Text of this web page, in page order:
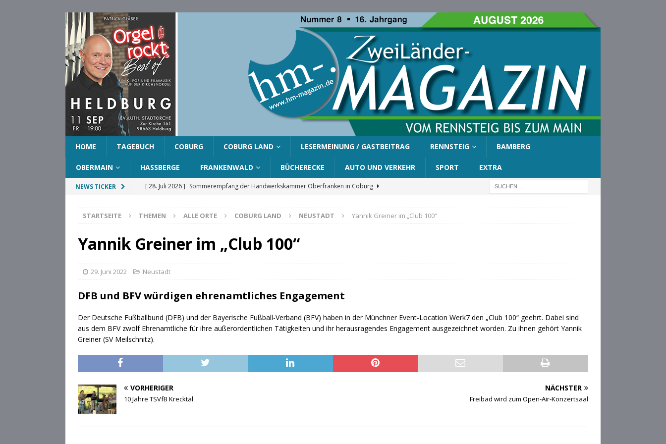
HOME TAGEBUCH COBURG COBURG LAND LESERMEINUNG / GASTBEITRAG RENNSTEIG BAMBERG
OBERMAIN HASSBERGE FRANKENWALD BÜCHERECKE AUTO UND VERKEHR SPORT EXTRA
NEWS TICKER [ 28. Juli 2026 ] Sommerempfang der Handwerkskammer Oberfranken in Coburg
[ 28. Juli 2026 ] Ehrenring der Gemeinde Ahorn für Silvia Finzel
AHORN
[ 28. Juli 2026 ]
Die Csárdásfürstin auf der Waldbühne Heldritt
OB Dominik W. Heike, Neustadt, seit 100 Tagen im Amt
[ 28. Juli 2026 ]
STARTSEITE THEMEN ALLE ORTE COBURG LAND NEUSTADT Yannik Greiner im „Club 100“
Yannik Greiner im „Club 100“
29. Juni 2022 Neustadt
DFB und BFV würdigen ehrenamtliches Engagement
Der Deutsche Fußballbund (DFB) und der Bayerische Fußball-Verband (BFV) haben in der Münchner Event-Location Werk7 den „Club 100“ geehrt. Dabei sind
aus dem BFV zwölf Ehrenamtliche für ihre außerordentlichen Tätigkeiten und ihr herausragendes Engagement ausgezeichnet worden. Zu ihnen gehört Yannik
Greiner (SV Meilschnitz).
VORHERIGER
10 Jahre TSVfB Krecktal
NÄCHSTER
Freibad wird zum Open-Air-Konzertsaal